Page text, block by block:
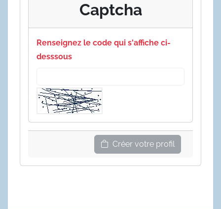
Captcha
Renseignez le code qui s'affiche ci-
desssous
Créer votre profil